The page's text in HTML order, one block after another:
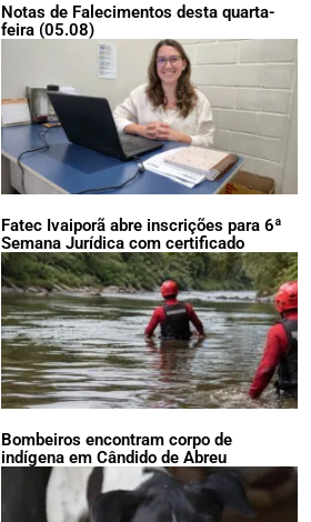
Notas de Falecimentos desta quarta-
feira (05.08)
Fatec Ivaiporã abre inscrições para 6ª
Semana Jurídica com certificado
Bombeiros encontram corpo de
indígena em Cândido de Abreu